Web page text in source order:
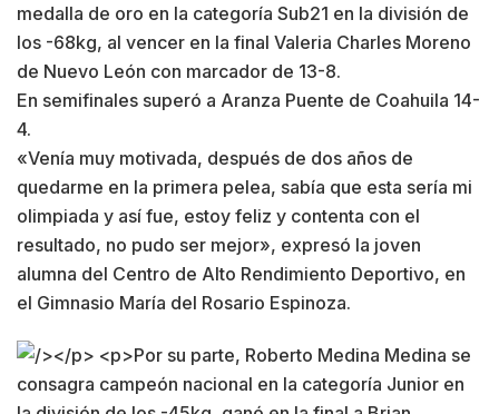
medalla de oro en la categoría Sub21 en la división de
los -68kg, al vencer en la final Valeria Charles Moreno
de Nuevo León con marcador de 13-8.
En semifinales superó a Aranza Puente de Coahuila 14-
4.
«Venía muy motivada, después de dos años de
quedarme en la primera pelea, sabía que esta sería mi
olimpiada y así fue, estoy feliz y contenta con el
resultado, no pudo ser mejor», expresó la joven
alumna del Centro de Alto Rendimiento Deportivo, en
el Gimnasio María del Rosario Espinoza.